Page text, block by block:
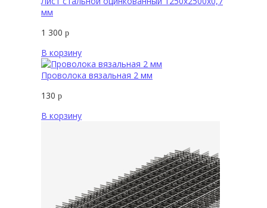
мм
1 300 р
В корзину
Проволока вязальная 2 мм
130 р
В корзину